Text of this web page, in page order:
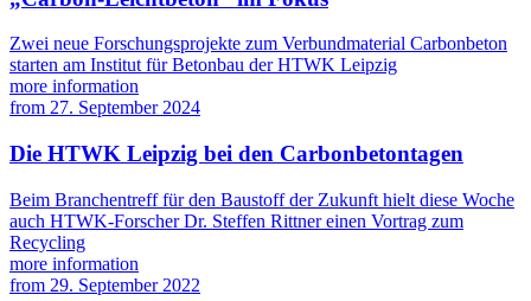
Zwei neue Forschungsprojekte zum Verbundmaterial Carbonbeton
starten am Institut für Betonbau der HTWK Leipzig
more information
from 27. September 2024
Die HTWK Leipzig bei den Carbonbetontagen
Beim Branchentreff für den Baustoff der Zukunft hielt diese Woche
auch HTWK-Forscher Dr. Steffen Rittner einen Vortrag zum
Recycling
more information
from 29. September 2022